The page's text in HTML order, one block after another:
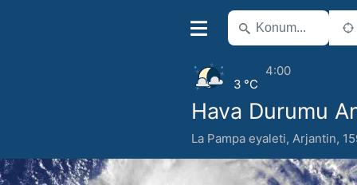
Hava Durumu
La Pampa eyaleti, Arjantin,
3 °C
4:00